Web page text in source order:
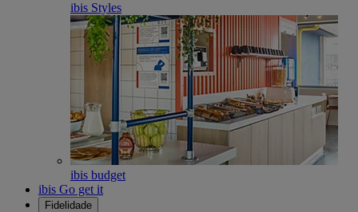
ibis Styles
ibis budget
ibis Go get it
Fidelidade